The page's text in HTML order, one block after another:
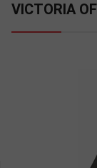
VICTORIA